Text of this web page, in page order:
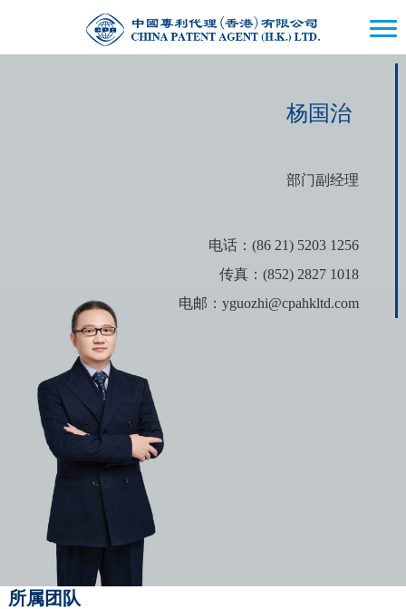
杨国治
部门副经理
电话：(86 21) 5203 1256
传真：(852) 2827 1018
电邮：yguozhi@cpahkltd.com
所属团队